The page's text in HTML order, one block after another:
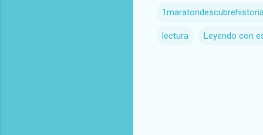
lectura Leyendo con